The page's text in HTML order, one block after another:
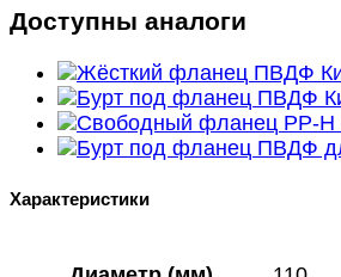
Доступны аналоги
Характеристики